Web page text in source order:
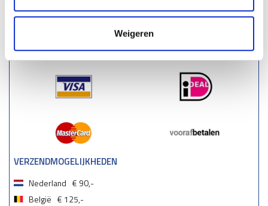
Weigeren
Bevestigingsmaterialen
BETAALMOGELIJKHEDEN
VERZENDMOGELIJKHEDEN
Nederland € 90,-
België € 125,-